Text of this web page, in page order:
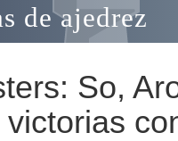
de ajedrez
So,